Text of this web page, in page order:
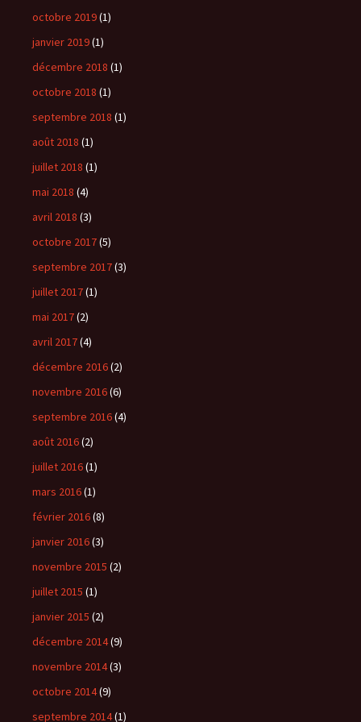
octobre 2019(1)
janvier 2019(1)
décembre 2018 (1)
octobre 2018 (1)
septembre 2018 (1)
août 2018 (1)
juillet 2018 (1)
mai 2018 (4)
avril 2018 (3)
octobre 2017(5)
septembre 2017(3)
juillet 2017(1)
mai 2017(2)
avril 2017(4)
décembre 2016(2)
novembre 2016(6)
septembre 2016(4)
août 2016(2)
juillet 2016(1)
mars 2016(1)
février 2016(8)
janvier 2016(3)
novembre 2015 (2)
juillet 2015 (1)
janvier 2015 (2)
décembre 2014(9)
novembre 2014(3)
octobre 2014(9)
septembre 2014(1)